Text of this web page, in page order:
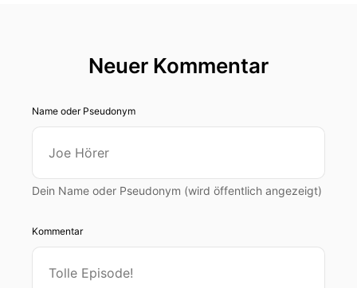
Neuer Kommentar
Name oder Pseudonym
Dein Name oder Pseudonym (wird öffentlich angezeigt)
Kommentar